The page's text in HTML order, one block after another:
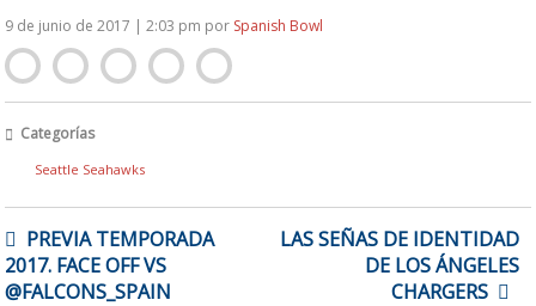
9 de junio de 2017 | 2:03 pm por Spanish Bowl
Categorías
Seattle Seahawks
DE
ENTRADAS
PREVIA TEMPORADA
2017. FACE OFF VS
@FALCONS_SPAIN
LAS SEÑAS DE IDENTIDAD
DE LOS ÁNGELES
CHARGERS